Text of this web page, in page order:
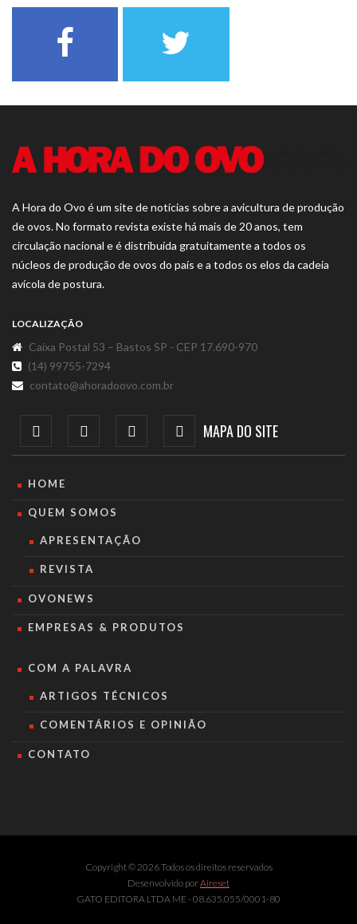
A Hora do Ovo é um site de notícias sobre a avicultura de produção
de ovos. No formato revista existe há mais de 20 anos, tem
circulação nacional e é distribuída gratuitamente a todos os
núcleos de produção de ovos do país e a todos os elos da cadeia
avícola de postura.
LOCALIZAÇÃO
Caixa Postal 53 – Bastos SP - CEP 17.690-970
(14) 99755-7294
contato@ahoradoovo.com.br
MAPA DO SITE
HOME
QUEM SOMOS
APRESENTAÇÃO
REVISTA
OVONEWS
EMPRESAS & PRODUTOS
COM A PALAVRA
ARTIGOS TÉCNICOS
COMENTÁRIOS E OPINIÃO
CONTATO
Copyright © 2026 Todos os direitos reservados
Desenvolvido porAireset
GATO EDITORA LTDA ME - 08.635.055/0001-80